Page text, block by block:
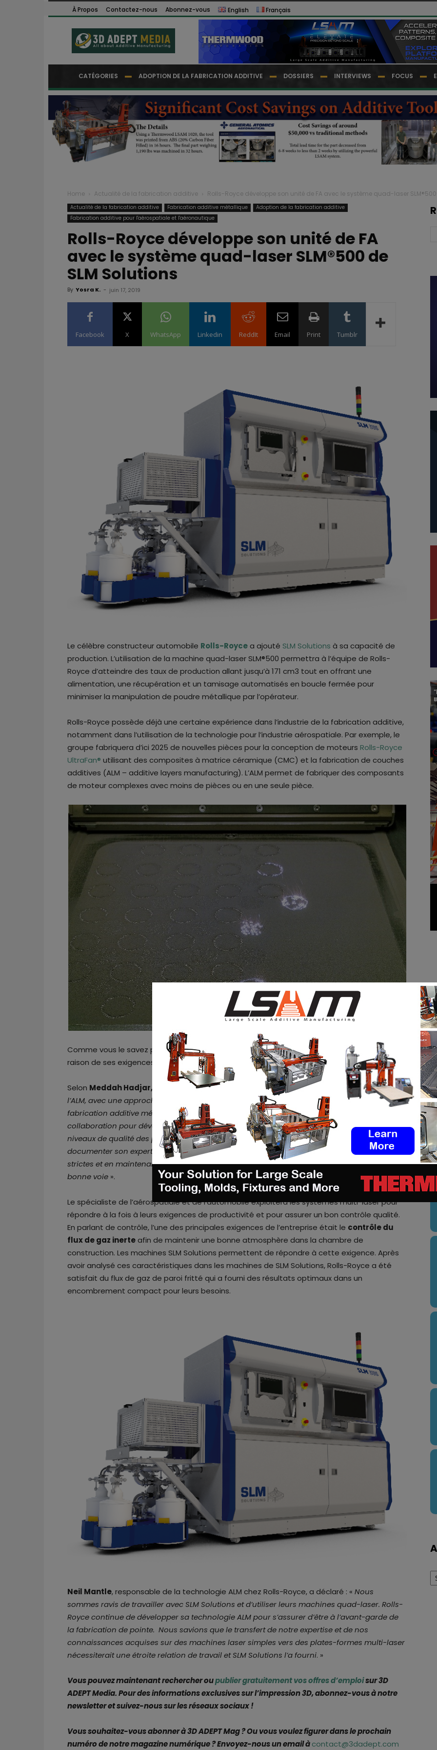
À Propos Contactez-nous Abonnez-vous English Français
CATÉGORIES ADOPTION DE LA FABRICATION ADDITIVE DOSSIERS INTERVIEWS FOCUS
Home Actualité de la fabrication additive Rolls-Royce développe son unité de FA avec le système quad-laser
Actualité de la fabrication additive Fabrication additive métallique
Adoption de la fabrication additive
Fabrication additive pour l'aérospatiale et l'aéronautique
Rolls-Royce développe son unité de FA
avec le système quad-laser SLM®500 de
SLM Solutions
By Yosra K. - juin 17, 2019
Facebook X WhatsApp Linkedin ReddIt Email Print Tumblr
Le célèbre constructeur automobile Rolls-Roycea ajouté SLM Solutions à sa capacité de
production. L’utilisation de la machine quad-laser SLM®500 permettra à l’équipe de Rolls-
Royce d’atteindre des taux de production allant jusqu’à 171 cm3 tout en offrant une
alimentation, une récupération et un tamisage automatisés en boucle fermée pour
minimiser la manipulation de poudre métallique par l’opérateur.
Rolls-Royce possède déjà une certaine expérience dans l’industrie de la fabrication additive,
notamment dans l’utilisation de la technologie pour l’industrie aérospatiale. Par exemple, le
groupe fabriquera d’ici 2025 de nouvelles pièces pour la conception de moteurs Rolls-Royce
UltraFan® utilisant des composites à matrice céramique (CMC) et la fabrication de couches
additives (ALM – additive layers manufacturing). L’ALM permet de fabriquer des composants
de moteur complexes avec moins de pièces ou en une seule pièce.
Comme vous le savez peut-être, l’aérospatiale demeure un environnement très exigeant en
raison de ses exigences en matière de certification.
Selon Meddah Hadjar, CEO de SLM Solutions Group AG : «Rolls-Royce est très avancé dans
l’ALM, avec une approche de pointe et une équipe d’experts travaillant sur des solutions de
fabrication additive métallique extrêmement complexes. Nous travaillons en étroite
collaboration pour développer des produits qui répondent à leurs besoins afin d’assurer des
niveaux de qualité des pièces certifiées pour l’aérospatiale. Ainsi, l’équipe Rolls-Royce peut
documenter son expertise et sa maîtrise des systèmes en respectant des réglementations
strictes et en maintenant ses plans de production additive ambitieux et innovants sur la
bonne voie ».
Le spécialiste de l’aérospatiale et de l’automobile exploitera les systèmes multi-laser pour
répondre à la fois à leurs exigences de productivité et pour assurer un bon contrôle qualité.
En parlant de contrôle, l’une des principales exigences de l’entreprise était le contrôle du
flux de gaz inerteafin de maintenir une bonne atmosphère dans la chambre de
construction. Les machines SLM Solutions permettent de répondre à cette exigence. Après
avoir analysé ces caractéristiques dans les machines de SLM Solutions, Rolls-Royce a été
satisfait du flux de gaz de paroi fritté qui a fourni des résultats optimaux dans un
encombrement compact pour leurs besoins.
Neil Mantle, responsable de la technologie ALM chez Rolls-Royce, a déclaré : « Nous
sommes ravis de travailler avec SLM Solutions et d’utiliser leurs machines quad-laser. Rolls-
Royce continue de développer sa technologie ALM pour s’assurer d’être à l’avant-garde de
la fabrication de pointe. Nous savions que le transfert de notre expertise et de nos
connaissances acquises sur des machines laser simples vers des plates-formes multi-laser
nécessiterait une étroite relation de travail et SLM Solutions l’a fourni. »
Vous pouvez maintenant rechercher oupublier gratuitement vos offres d’emploisur 3D
ADEPT Media. Pour des informations exclusives sur l’impression 3D, abonnez-vous à notre
newsletter et suivez-nous sur les réseaux sociaux !
Vous souhaitez-vous abonner à 3D ADEPT Mag ? Ou vous voulez figurer dans le prochain
numéro de notre magazine numérique ? Envoyez-nous un email àcontact@3dadept.com